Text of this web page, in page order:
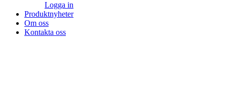
Logga in
Produktnyheter
Om oss
Kontakta oss